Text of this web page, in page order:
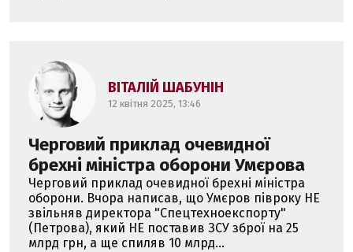
ВІТАЛІЙ ШАБУНІН
12 квітня 2025, 13:46
Черговий приклад очевидної
брехні міністра оборони Умєрова
Черговий приклад очевидної брехні міністра
оборони. Вчора написав, що Умєров півроку НЕ
звільняв директора "Спецтехноекспорту"
(Петрова), який НЕ поставив ЗСУ зброї на 25
млрд грн, а ще спиляв 10 млрд...